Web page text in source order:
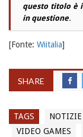
questo titolo è
in questione.
[Fonte: Wiitalia]
SHARE
TAGS NOTIZIE
VIDEO GAMES